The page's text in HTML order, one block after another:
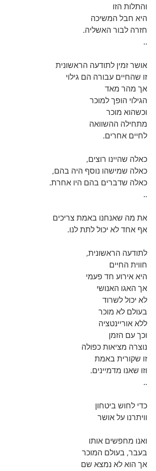
והתלות הזו
היא חבל המשיכה
חזרה לבור האשליה.
..
אושר זמין לתודעה הראשונית
זו שהחיים עבורה הם גילוי
אך מהר מאד
הגילוי הופך למוכר
וכשהוא מוכר
מתחילה ההשוואה
לחיים אחרים.
כאלה שהיינו רוצים,
כאלה שמישהו נוסף היה בהם,
כאלה שדברים בהם היו אחרת.
..
את מה שאנחנו באמת צריכים
אף אחד לא יכול לתת לנו.
לתודעה הראשונית,
חווית החיים
היא אירוע חד פעמי
אך האגו האנושי
לא יכול לשרוד
בעולם לא מוכר
ללא אוריינטציה
וכך עם הזמן
נוצרה מציאות כפולה
זו שקורית באמת
וזו שאנו מדמיינים.
..
כדי לחוש ביטחון
וויתרנו על אושר
ואנו מחפשים אותו
בעבר, בעולם המוכר
אך הוא לא נמצא שם